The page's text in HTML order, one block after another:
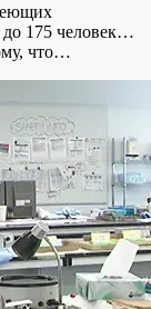
до 175 человек…
что…